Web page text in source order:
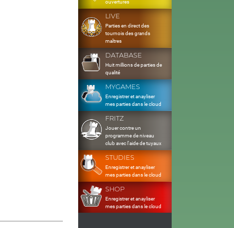
ouvertures
LIVE
Parties en direct des
tournois des grands
maîtres
DATABASE
Huit millions de parties de
qualité
MYGAMES
Enregistrer et anayliser
mes parties dans le cloud
FRITZ
Jouer contre un
programme de niveau
club avec l'aide de tuyaux
STUDIES
Enregistrer et anayliser
mes parties dans le cloud
SHOP
Enregistrer et anayliser
mes parties dans le cloud